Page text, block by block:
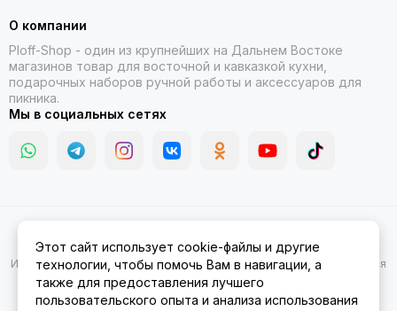
О компании
Ploff-Shop - один из крупнейших на Дальнем Востоке
магазинов товар для восточной и кавказкой кухни,
подарочных наборов ручной работы и аксессуаров для
пикника.
Мы в социальных сетях
Амуре.Карта сайта
Информация на сайте носит ознакомительный характер и не является
публичной офертой.
Этот сайт использует cookie-файлы и другие
технологии, чтобы помочь Вам в навигации, а
также для предоставления лучшего
пользовательского опыта и анализа использования